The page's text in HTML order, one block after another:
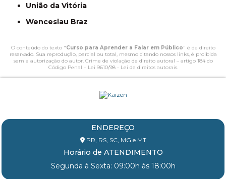
União da Vitória
Wenceslau Braz
O conteúdo do texto "Curso para Aprender a Falar em Público" é de direito
reservado. Sua reprodução, parcial ou total, mesmo citando nossos links, é proibida
sem a autorização do autor. Crime de violação de direito autoral – artigo 184 do
Código Penal – Lei 9610/98 - Lei de direitos autorais.
ENDEREÇO
PR, RS, SC, MG e MT
Horário de ATENDIMENTO
Segunda à Sexta: 09:00h às 18:00h